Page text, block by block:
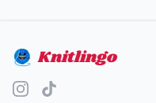
Knitlingo